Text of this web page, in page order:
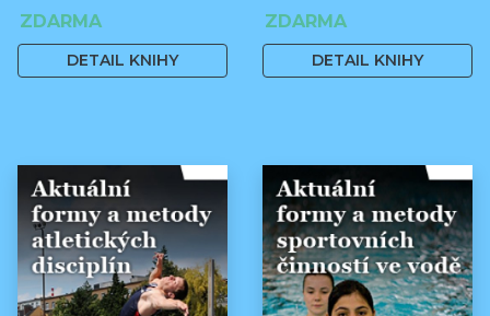
ZDARMA
DETAIL KNIHY
ZDARMA
DETAIL KNIHY